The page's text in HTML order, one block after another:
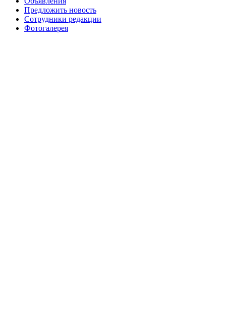
Предложить новость
Сотрудники редакции
Фотогалерея